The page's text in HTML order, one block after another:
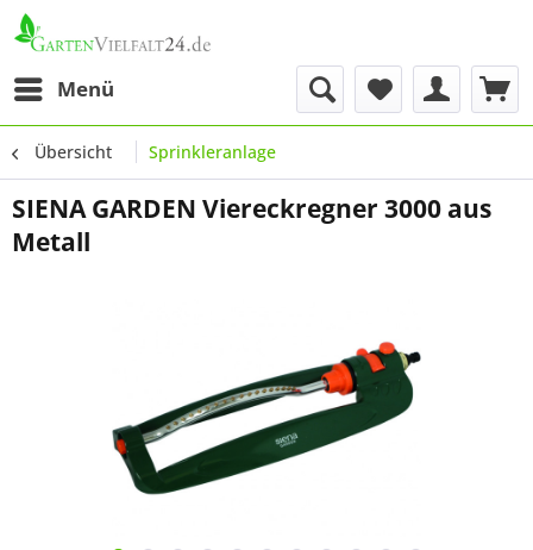
Menü
Übersicht Sprinkleranlage
SIENA GARDEN Viereckregner 3000 aus
Metall